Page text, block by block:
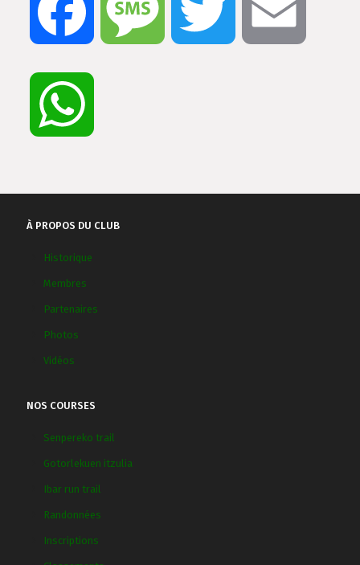
Facebook Message Twitter
À PROPOS DU CLUB
Historique
Membres
Partenaires
Photos
Vidéos
NOS COURSES
Senpereko trail
Gotorlekuen itzulia
Ibar run trail
Randonnées
Inscriptions